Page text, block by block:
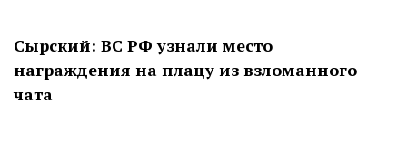
Сырский: ВС РФ узнали место
награждения на плацу из взломанного
чата